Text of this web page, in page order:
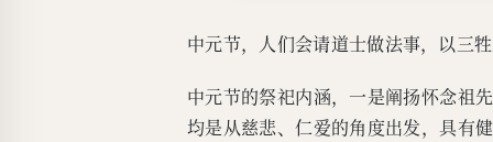
中元节，人们会请道士做法事，以三
中元节的祭祀内涵，一是阐扬怀念祖
均是从慈悲、仁爱的角度出发，具有